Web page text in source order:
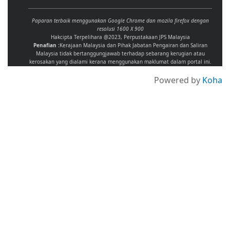
Paparan terbaik menggunakan Google Chrome dan mozila firefox dengan
resolusi 1600 X 900
Hakcipta Terpelihara @2023, Perpustakaan JPS Malaysia
Penafian :Kerajaan Malaysia dan Pihak Jabatan Pengairan dan Saliran
Malaysia tidak bertanggungjawab terhadap sebarang kerugian atau
kerosakan yang dialami kerana menggunakan maklumat dalam portal ini.
Powered by Koha